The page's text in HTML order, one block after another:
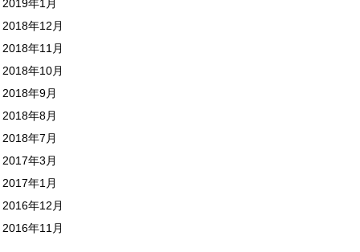
2019年1月
2018年12月
2018年11月
2018年10月
2018年9月
2018年8月
2018年7月
2017年3月
2017年1月
2016年12月
2016年11月